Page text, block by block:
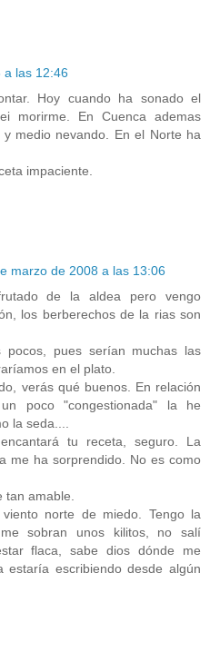
a las 12:46
Hoy cuando ha sonado el
morirme. En Cuenca ademas
medio nevando. En el Norte ha
impaciente.
marzo de 2008 a las 13:06
de la aldea pero vengo
los berberechos de la rias son
pocos, pues serían muchas las
en el plato.
verás qué buenos. En relación
poco "congestionada" la he
la seda....
tu receta, seguro. La
me ha sorprendido. No es como
tan amable.
norte de miedo. Tengo la
sobran unos kilitos, no salí
flaca, sabe dios dónde me
estaría escribiendo desde algún